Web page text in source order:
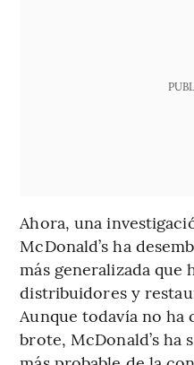
Ahora, una
McDonald’s ha
más generalizada que
distribuidores y
Aunque todavía no
brote, McDonald’s ha